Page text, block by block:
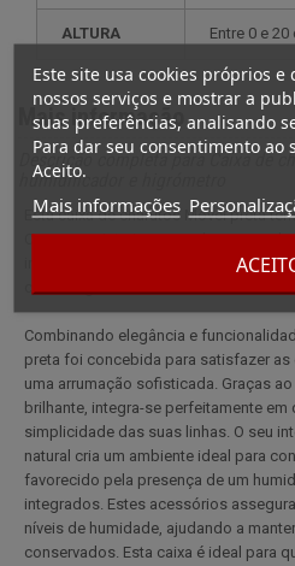
Este site usa cookies próprios
nossos serviços e mostrar a
suas preferências, analisando
Para dar seu consentimento ao
Aceito.
Mais informações
ALTURA entre 0 e 20
Mais informação
Descrição completa para Caixa de
humidificador e higrómetro
Esta caixa de charutos Movel preta
Com o seu interior em cedro e o seu
integrados, garante uma
caixa elegante e funcional.
Combinando elegância e
preta foi concebida para satisfazer
uma arrumação sofisticada. Graças
brilhante, integra-se perfeitamente
simplicidade das suas linhas. O seu
natural cria um ambiente ideal para
favorecido pela presença de um
integrados. Estes acessórios
níveis de humidade, ajudando a
conservados. Esta caixa é ideal para